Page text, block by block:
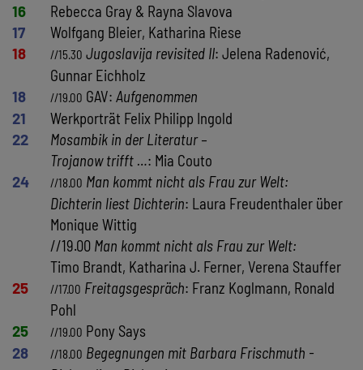
16
Rebecca Gray & Rayna Slavova
17
Wolfgang Bleier, Katharina Riese
18
//15.30 Jugoslavija revisited II: Jelena Radenović,
Gunnar Eichholz
18
//19.00 GAV: Aufgenommen
21
Werkporträt Felix Philipp Ingold
22
Mosambik in der Literatur –
Trojanow trifft …: Mia Couto
24
//18.00 Man kommt nicht als Frau zur Welt:
Dichterin liest Dichterin: Laura Freudenthaler über
Monique Wittig
//19.00 Man kommt nicht als Frau zur Welt:
Timo Brandt, Katharina J. Ferner, Verena Stauffer
25
//17.00 Freitagsgespräch: Franz Koglmann, Ronald
Pohl
25
//19.00 Pony Says
28
//18.00 Begegnungen mit Barbara Frischmuth -